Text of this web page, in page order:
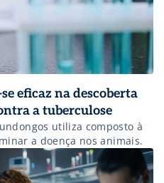
eficaz na descoberta
a tuberculose
utiliza composto à
a doença nos animais.